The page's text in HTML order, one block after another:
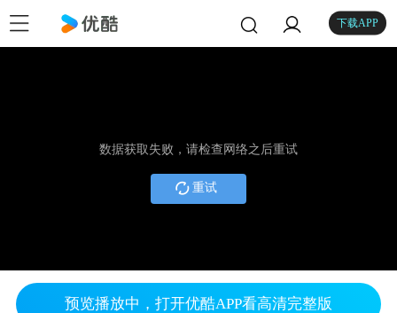
下载APP
数据获取失败，请检查网络之后重试
重试
预览播放中，打开优酷APP看高清完整版